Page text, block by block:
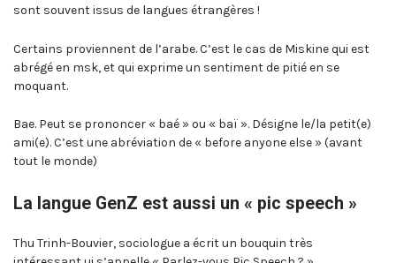
sont souvent issus de langues étrangères !
Certains proviennent de l’arabe. C’est le cas de Miskine qui est
abrégé en msk, et qui exprime un sentiment de pitié en se
moquant.
Bae. Peut se prononcer « baé » ou « baï ». Désigne le/la petit(e)
ami(e). C’est une abréviation de « before anyone else » (avant
tout le monde)
La langue GenZ est aussi un « pic speech »
Thu Trinh-Bouvier, sociologue a écrit un bouquin très